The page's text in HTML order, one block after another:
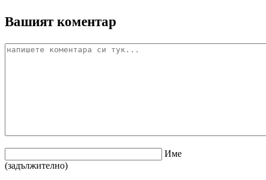
Вашият коментар
Име
(задължително)